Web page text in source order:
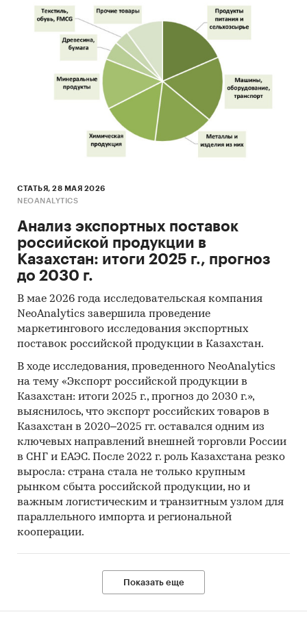
СТАТЬЯ, 28 МАЯ 2026
NEOANALYTICS
Анализ экспортных поставок
российской продукции в
Казахстан: итоги 2025 г., прогноз
до 2030 г.
В мае 2026 года исследовательская компания
NeoAnalytics завершила проведение
маркетингового исследования экспортных
поставок российской продукции в Казахстан.
В ходе исследования, проведенного NeoAnalytics
на тему «Экспорт российской продукции в
Казахстан: итоги 2025 г., прогноз до 2030 г.»,
выяснилось, что экспорт российских товаров в
Казахстан в 2020–2025 гг. оставался одним из
ключевых направлений внешней торговли России
в СНГ и ЕАЭС. После 2022 г. роль Казахстана резко
выросла: страна стала не только крупным
рынком сбыта российской продукции, но и
важным логистическим и транзитным узлом для
параллельного импорта и региональной
кооперации.
Показать еще